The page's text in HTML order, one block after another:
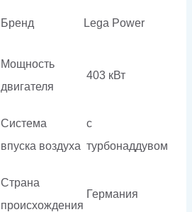
Бренд Lega Power
Мощность
двигателя
403 кВт
Система
впуска воздуха
с
турбонаддувом
Страна
происхождения
Германия